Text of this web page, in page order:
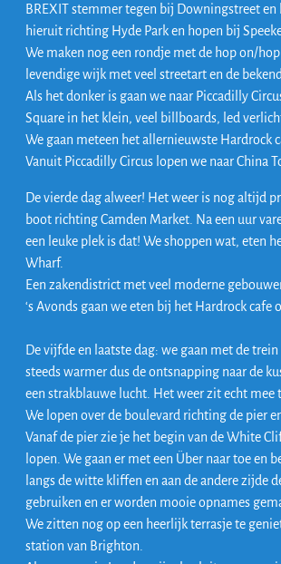
BREXIT stemmer tegen bij Downingstreet en
hieruit richting Hyde Park en hopen bij
We maken nog een rondje met de hop on/
levendige wijk met veel streetart en de
Als het donker is gaan we naar Piccadilly
Square in het klein, veel billboards, led
We gaan meteen het allernieuwste Hardrock
Vanuit Piccadilly Circus lopen we naar China
De vierde dag alweer! Het weer is nog altijd
boot richting Camden Market. Na een uur
een leuke plek is dat! We shoppen wat, eten
Wharf.
Een zakendistrict met veel moderne
‘s Avonds gaan we eten bij het Hardrock
De vijfde en laatste dag: we gaan met de
steeds warmer dus de ontsnapping naar de
een strakblauwe lucht. Het weer zit echt mee
We lopen over de boulevard richting de pier
Vanaf de pier zie je het begin van de White
lopen. We gaan er met een Über naar toe en
langs de witte kliffen en aan de andere zijde
gebruiken en er worden mooie opnames
We zitten nog op een heerlijk terrasje te
station van Brighton.